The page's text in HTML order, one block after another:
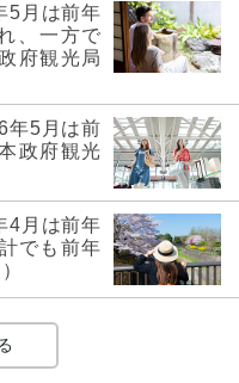
5月は前年
、一方で
府観光局
年5月は前
政府観光
4月は前年
でも前年